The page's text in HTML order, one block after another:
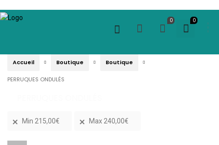
0
0
Accueil Boutique Boutique
PERRUQUES ONDULÉS
Min 215,00€ Max 240,00€